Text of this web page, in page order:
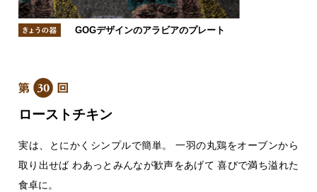
GOGデザインのアラビアのプレート
ローストチキン
実は、とにかくシンプルで簡単。
一羽の丸鶏をオーブンから
取り出せばわあっとみんなが歓声をあげて 喜びで満ち溢れた
食卓に。